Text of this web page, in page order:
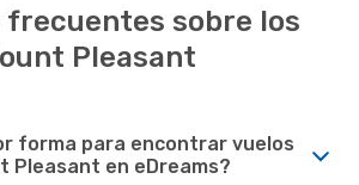
frecuentes sobre los
Pleasant
forma para encontrar vuelos
Pleasant en eDreams?